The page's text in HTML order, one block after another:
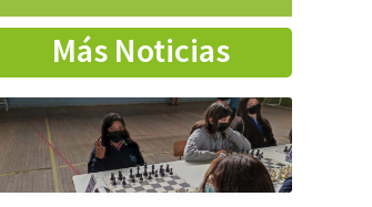
Más Noticias